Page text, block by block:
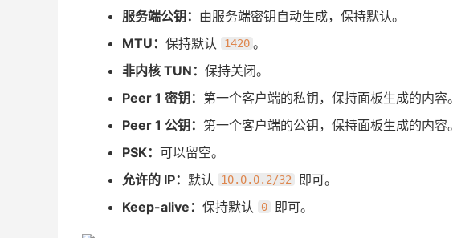
服务端公钥： 由服务端密钥自动生成，保持默认。
MTU： 保持默认 1420 。
非内核 TUN： 保持关闭。
Peer 1 密钥： 第一个客户端的私钥，保持面板生成的内容。
Peer 1 公钥： 第一个客户端的公钥，保持面板生成的内容。
PSK： 可以留空。
允许的 IP： 默认 10.0.0.2/32
即可。
Keep-alive： 保持默认 0 即可。